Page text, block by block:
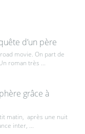
d’un père
movie. On part de
roman très ...
grâce à
matin, après une nuit
inter, ...